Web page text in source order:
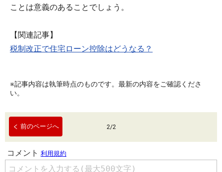
ことは意義のあることでしょう。
【関連記事】
税制改正で住宅ローン控除はどうなる？
※記事内容は執筆時点のものです。最新の内容をご確認くださ
い。
前のページへ 2/2